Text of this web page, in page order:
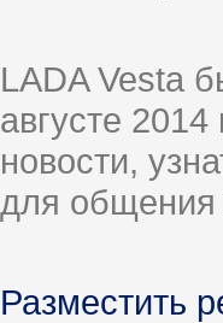
LADA Vesta
августе
новости,
для общения
Разместить